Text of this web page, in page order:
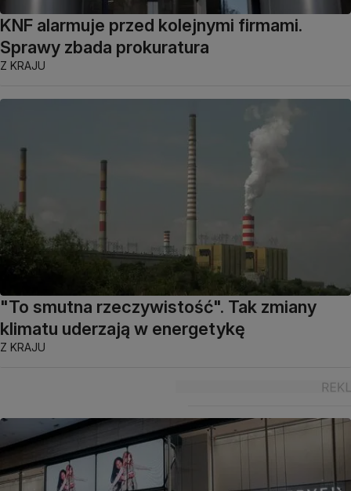
KNF alarmuje przed kolejnymi firmami.
Sprawy zbada prokuratura
Z KRAJU
"To smutna rzeczywistość". Tak zmiany
klimatu uderzają w energetykę
Z KRAJU